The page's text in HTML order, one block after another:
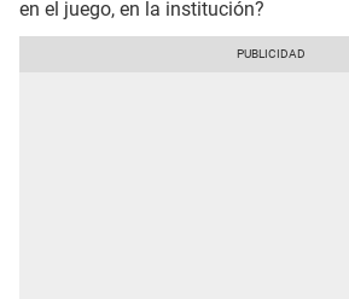
en el juego, en la institución?